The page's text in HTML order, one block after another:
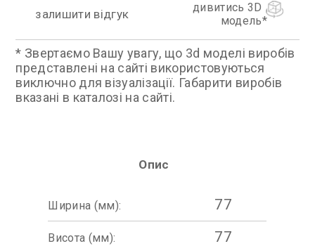
залишити відгук
дивитись 3D
модель
* Звертаємо Вашу увагу, що 3d моделі виробів
представлені на сайті використовуються
виключно для візуалізації. Габарити виробів
вказані в каталозі на сайті.
Опис
Ширина (мм): 77
Висота (мм): 77